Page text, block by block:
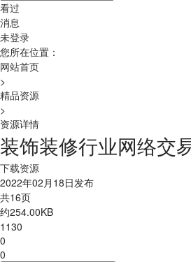
看过
消息
未登录
您所在位置：
网站首页
>
精品资源
>
资源详情
装饰装修行业网络交
下载资源
2022年02月18日发布
共16页
约254.00KB
1130
0
0